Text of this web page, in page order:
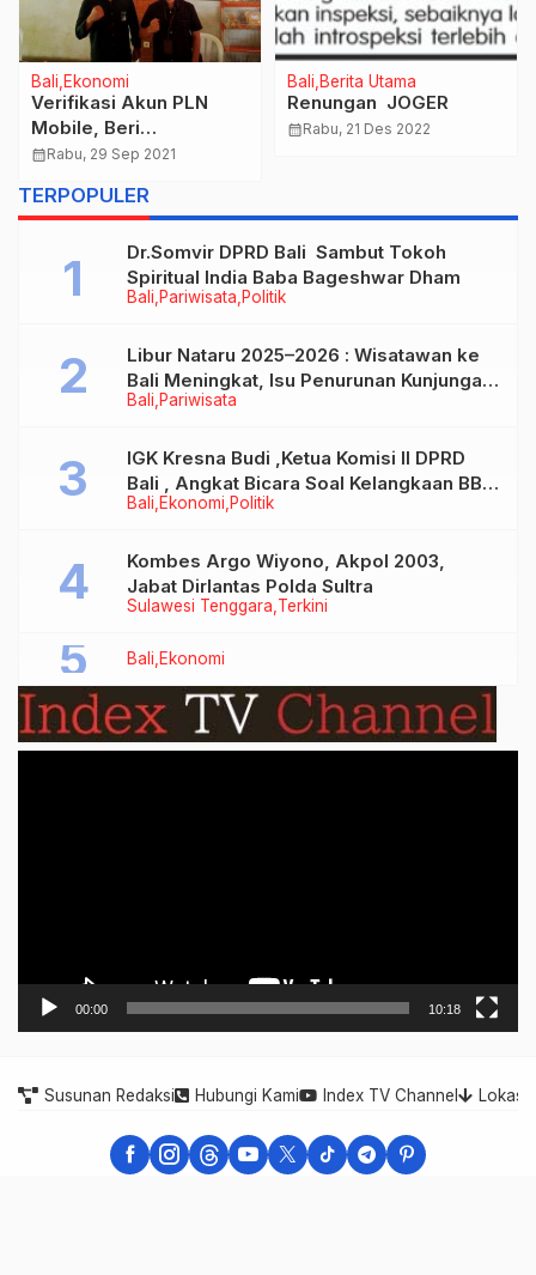
Bali Ekonomi
Verifikasi Akun PLN
Mobile, Beri
Kemudahan Pelanggan
calendar_monthRabu, 29 Sep 2021
Bali Berita Utama
Renungan JOGER
calendar_monthRabu, 21 Des 2022
TERPOPULER
Bali Pariwisata Politik
Dr.Somvir DPRD Bali Sambut Tokoh
Spiritual India Baba Bageshwar Dham
Bali Pariwisata
Libur Nataru 2025–2026 : Wisatawan ke
Bali Meningkat, Isu Penurunan Kunjungan
Tidak Benar
Bali Ekonomi Politik
IGK Kresna Budi ,Ketua Komisi II DPRD
Bali , Angkat Bicara Soal Kelangkaan BBM
Bersubsidi Jenis Solar
Sulawesi Tenggara Terkini
Kombes Argo Wiyono, Akpol 2003,
Jabat Dirlantas Polda Sultra
Bali Ekonomi
00:00 10:18
Susunan Redaksi Hubungi Kami Index TV Channel Lokasi